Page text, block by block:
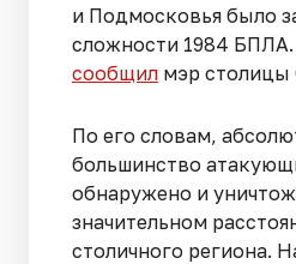
и Подмосковья было
сложности 1984
сообщил мэр столицы
По его словам,
большинство
обнаружено и
значительном
столичного региона.